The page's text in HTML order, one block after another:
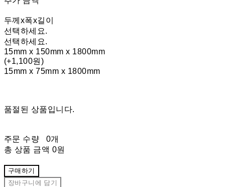
두께x폭x길이
선택하세요.
선택하세요.
15mm x 150mm x 1800mm
(+1,100원)
15mm x 75mm x 1800mm
품절된 상품입니다.
주문 수량
0개
총 상품 금액 0원
구매하기
장바구니에 담기